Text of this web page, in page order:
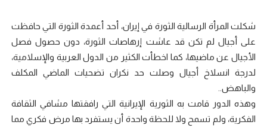
شكلت المرأة الرسالية الثورة في إيران، أحد أعمدة الثورة التي حافظت
على أجيال لم تكن قد عاشت إرهاصات الثورة، دون حصول فصل
الأجيال عن ماضيها، كما اخطأت الكثير من الدول العربية والإسلامية،
لدرجة انسلاخ أجيال وصلت حد نكران تضحيات الماضي المكلف
والباهض..
وهذه الدور قامت به الثورية الإيرانية التي رافقتها مشافي الثقافة
الفكرية، ولم تسمح ولا للحظة واحدة أن يستفرد بها مرض فكري مما